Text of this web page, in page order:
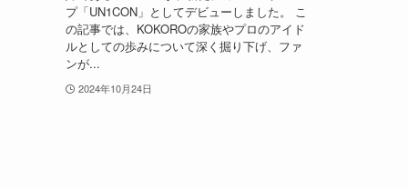
プ「UN1CON」としてデビューしました。 こ
の記事では、KOKOROの家族やプロのアイド
ルとしての歩みについて深く掘り下げ、ファ
ンが...
2024年10月24日